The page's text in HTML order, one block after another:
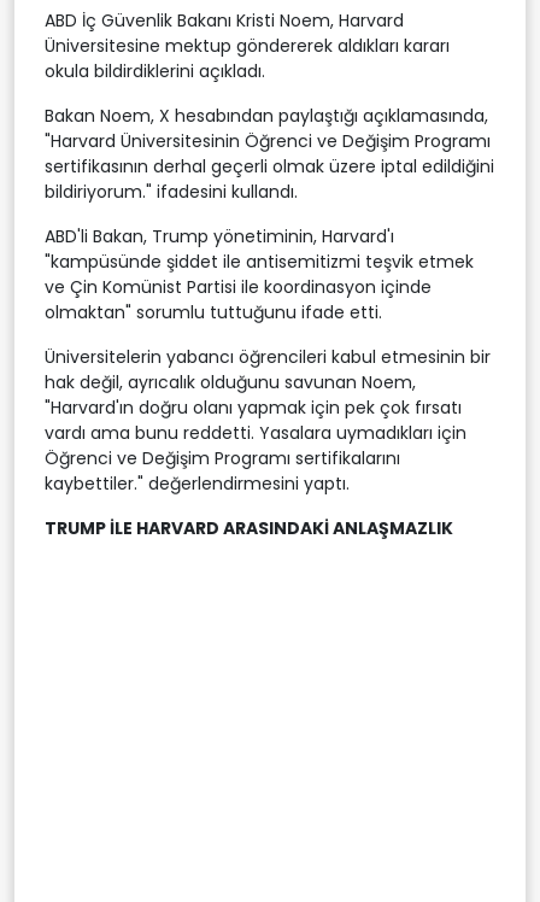
ABD İç Güvenlik Bakanı Kristi Noem, Harvard
Üniversitesine mektup göndererek aldıkları kararı
okula bildirdiklerini açıkladı.
Bakan Noem, X hesabından paylaştığı açıklamasında,
"Harvard Üniversitesinin Öğrenci ve Değişim Programı
sertifikasının derhal geçerli olmak üzere iptal edildiğini
bildiriyorum." ifadesini kullandı.
ABD'li Bakan, Trump yönetiminin, Harvard'ı
"kampüsünde şiddet ile antisemitizmi teşvik etmek
ve Çin Komünist Partisi ile koordinasyon içinde
olmaktan" sorumlu tuttuğunu ifade etti.
Üniversitelerin yabancı öğrencileri kabul etmesinin bir
hak değil, ayrıcalık olduğunu savunan Noem,
"Harvard'ın doğru olanı yapmak için pek çok fırsatı
vardı ama bunu reddetti. Yasalara uymadıkları için
Öğrenci ve Değişim Programı sertifikalarını
kaybettiler." değerlendirmesini yaptı.
TRUMP İLE HARVARD ARASINDAKİ ANLAŞMAZLIK